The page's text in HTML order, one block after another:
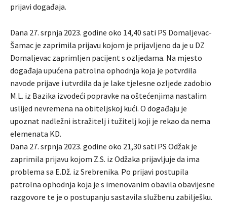
prijavi događaja.
Dana 27. srpnja 2023. godine oko 14,40 sati PS Domaljevac-
Šamac je zaprimila prijavu kojom je prijavljeno da je u DZ
Domaljevac zaprimljen pacijent s ozljedama. Na mjesto
događaja upućena patrolna ophodnja koja je potvrdila
navode prijave i utvrdila da je lake tjelesne ozljede zadobio
M.L. iz Bazika izvodeći popravke na oštećenjima nastalim
uslijed nevremena na obiteljskoj kući. O događaju je
upoznat nadležni istražitelj i tužitelj koji je rekao da nema
elemenata KD.
Dana 27. srpnja 2023. godine oko 21,30 sati PS Odžak je
zaprimila prijavu kojom Z.S. iz Odžaka prijavljuje da ima
problema sa E.Dž. iz Srebrenika. Po prijavi postupila
patrolna ophodnja koja je s imenovanim obavila obavijesne
razgovore te je o postupanju sastavila službenu zabilješku.